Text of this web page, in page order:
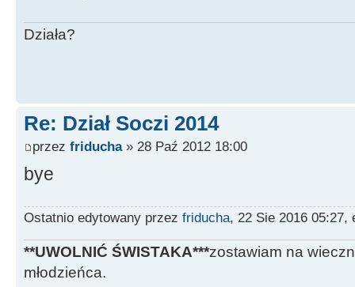
Działa?
Re: Dział Soczi 2014
przez friducha» 28 Paź 2012 18:00
bye
Ostatnio edytowany przez friducha, 22 Sie 2016 05:27,
**UWOLNIĆ ŚWISTAKA***zostawiam na
młodzieńca.